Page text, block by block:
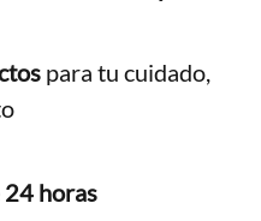
para tu cuidado,
24 horas